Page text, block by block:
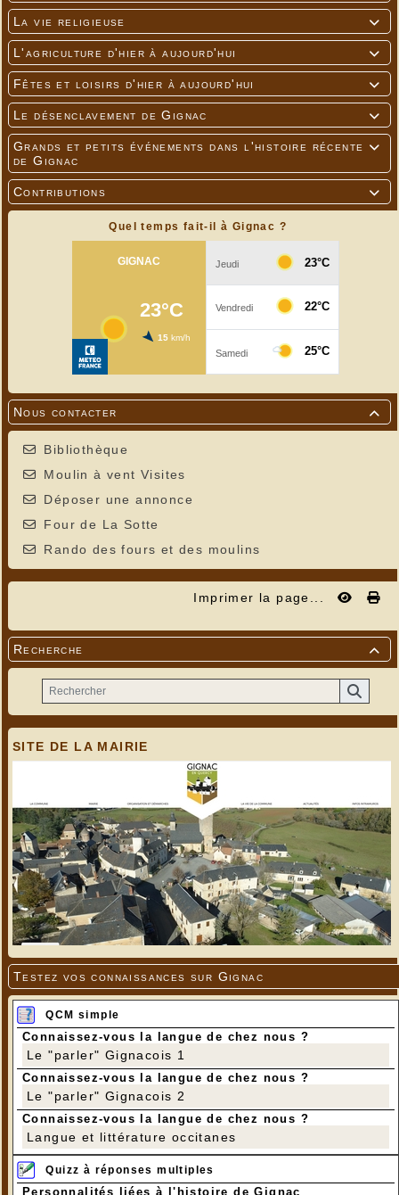

La vie religieuse

L'agriculture d'hier à aujourd'hui

Fêtes et loisirs d'hier à aujourd'hui

Le désenclavement de Gignac

Grands et petits événements dans l'histoire récente
de Gignac

Contributions
Quel temps fait-il à Gignac ?

Nous contacter
Bibliothèque
Moulin à vent Visites
Déposer une annonce
Four de La Sotte
Rando des fours et des moulins
Imprimer la page...

Recherche
SITE DE LA MAIRIE
Testez vos connaissances sur Gignac
QCM simple
Connaissez-vous la langue de chez nous ?
Le "parler" Gignacois 1
Connaissez-vous la langue de chez nous ?
Le "parler" Gignacois 2
Connaissez-vous la langue de chez nous ?
Langue et littérature occitanes
Quizz à réponses multiples
Personnalités liées à l'histoire de Gignac